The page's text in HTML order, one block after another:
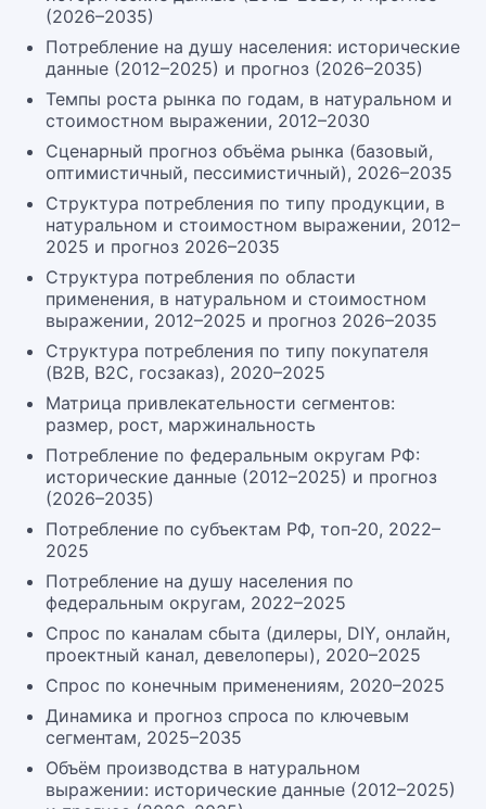
(2026–2035)
Потребление на душу населения: исторические
данные (2012–2025) и прогноз (2026–2035)
Темпы роста рынка по годам, в натуральном и
стоимостном выражении, 2012–2030
Сценарный прогноз объёма рынка (базовый,
оптимистичный, пессимистичный), 2026–2035
Структура потребления по типу продукции, в
натуральном и стоимостном выражении, 2012–
2025 и прогноз 2026–2035
Структура потребления по области
применения, в натуральном и стоимостном
выражении, 2012–2025 и прогноз 2026–2035
Структура потребления по типу покупателя
(B2B, B2C, госзаказ), 2020–2025
Матрица привлекательности сегментов:
размер, рост, маржинальность
Потребление по федеральным округам РФ:
исторические данные (2012–2025) и прогноз
(2026–2035)
Потребление по субъектам РФ, топ-20, 2022–
2025
Потребление на душу населения по
федеральным округам, 2022–2025
Спрос по каналам сбыта (дилеры, DIY, онлайн,
проектный канал, девелоперы), 2020–2025
Спрос по конечным применениям, 2020–2025
Динамика и прогноз спроса по ключевым
сегментам, 2025–2035
Объём производства в натуральном
выражении: исторические данные (2012–2025)